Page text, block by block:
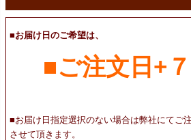
■お届け日のご希望は、
■ご注文日+
■お届け日指定選択のない場合は弊社にてご
させて頂きます。